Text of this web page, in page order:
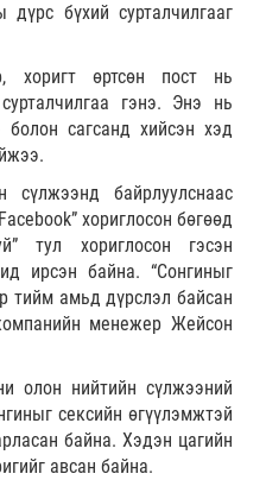
дүрс бүхий сурталчилгааг
хоригт өртсөн пост нь
гэнэ. Энэ нь
болон сагсанд хийсэн хэд
сүлжээнд байрлуулснаас
хориглосон бөгөөд
тул хориглосон гэсэн
ирсэн байна. “Сонгиныг
тийм амьд дүрслэл байсан
менежер Жейсон
олон нийтийн сүлжээний
сексийн өгүүлэмжтэй
байна. Хэдэн цагийн
авсан байна.